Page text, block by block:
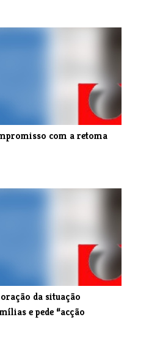
com a retoma
da situação
e pede “acção